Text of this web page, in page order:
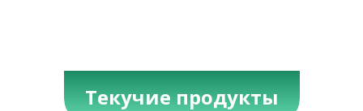
Текучие продукты